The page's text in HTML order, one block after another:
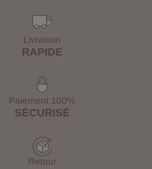
Livraison
RAPIDE
Paiement 100%
SÉCURISÉ
Retour